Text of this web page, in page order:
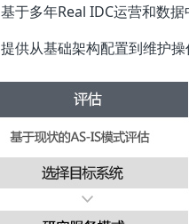
基于多年Real IDC运营和数
提供从基础架构配置到维护